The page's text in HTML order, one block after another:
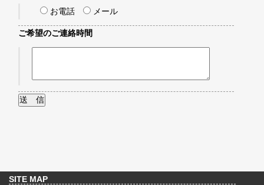
お電話 メール
ご希望のご連絡時間
SITE MAP